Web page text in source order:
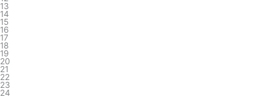
13
14
15
16
17
18
19
20
21
22
23
24